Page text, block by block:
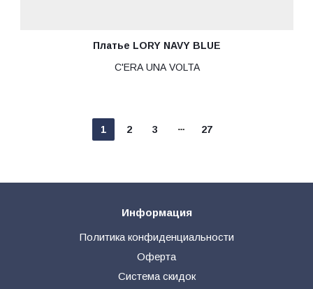
Платье LORY NAVY BLUE
C'ERA UNA VOLTA
1 2 3 27
Информация
Политика конфиденциальности
Оферта
Система скидок